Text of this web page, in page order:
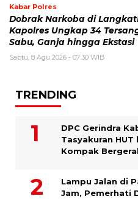
Kabar Polres
Dobrak Narkoba di
Kapolres Ungkap 34
Sabu, Ganja hingga Ekstasi
Sabtu, 8 Agu 2026 - 07:30 WIB
TRENDING
DPC Gerindra
Tasyakuran
Kompak
Lampu Jalan di
Jam, Pemerhati